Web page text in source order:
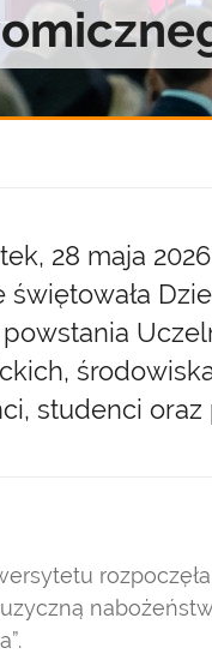
28 maja
świętowała
studenci oraz